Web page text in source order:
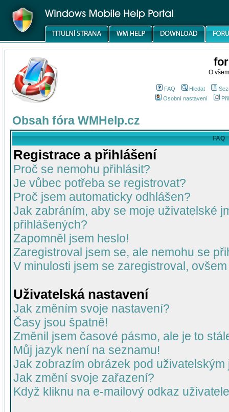
O
FAQ Hledat
Osobní nastavení
Obsah fóra WMHelp.cz
FAQ
Registrace a přihlášení
Proč se nemohu přihlásit?
Je vůbec potřeba se registrovat?
Proč jsem automaticky odhlášen?
Jak zabráním, aby se moje uživatelské
přihlášených?
Zapomněl jsem heslo!
Zaregistroval jsem se, ale nemohu se
V minulosti jsem se zaregistroval,
Uživatelská nastavení
Jak změním svoje nastavení?
Časy jsou špatně!
Změnil jsem časové pásmo, ale je to
Můj jazyk není na seznamu!
Jak zobrazím obrázek pod uživatelským
Jak změní svoje zařazení?
Když kliknu na e-mailový odkaz